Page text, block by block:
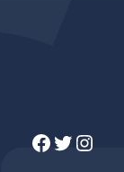
Facebook Twitter Instagram